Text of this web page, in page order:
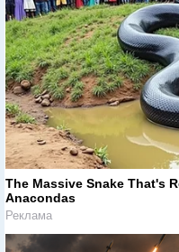
The Massive Snake That's
Anacondas
Реклама